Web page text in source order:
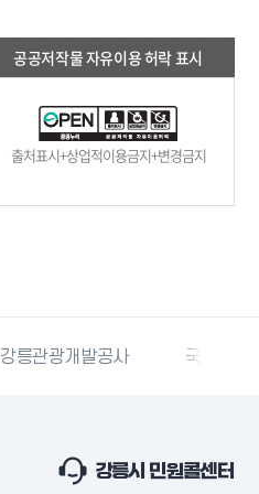
공공저작물 자유이용 허락 표시
출처표시+상업적이용금지+변경금지
강릉관광개발공사 국민재난
강릉시 민원콜센터